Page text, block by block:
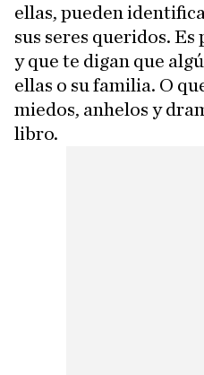
ellas, pueden
sus seres queridos.
y que te digan que
ellas o su familia. O
miedos, anhelos y
libro.